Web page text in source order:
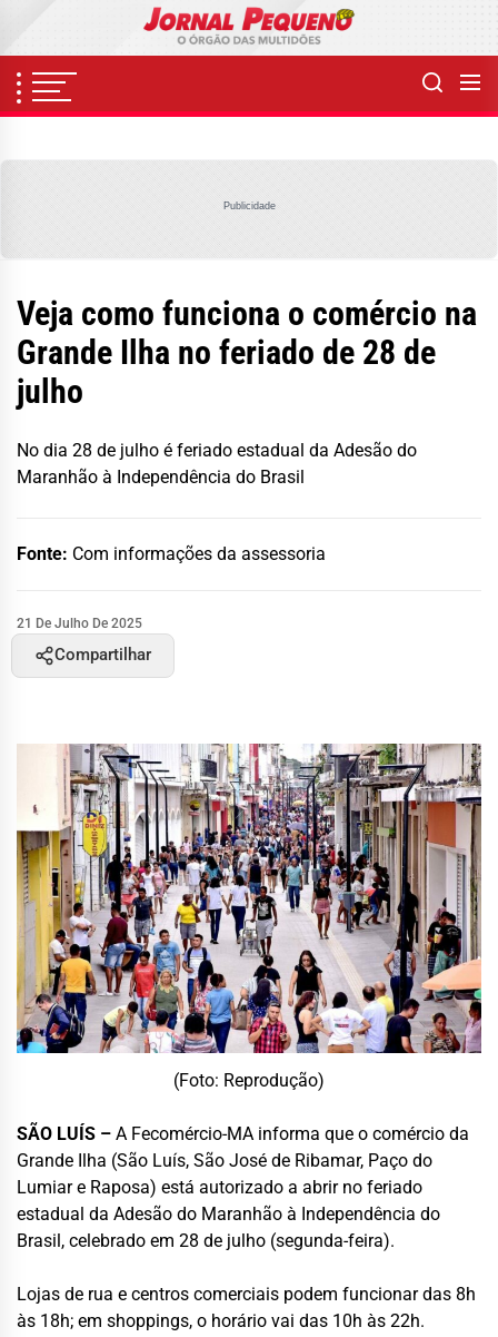
content
Publicidade
Veja como funciona o comércio na
Grande Ilha no feriado de 28 de
julho
No dia 28 de julho é feriado estadual da Adesão do
Maranhão à Independência do Brasil
Fonte: Com informações da assessoria
21 De Julho De 2025
Compartilhar
(Foto: Reprodução)
SÃO LUÍS – A Fecomércio-MA informa que o comércio da
Grande Ilha (São Luís, São José de Ribamar, Paço do
Lumiar e Raposa) está autorizado a abrir no feriado
estadual da Adesão do Maranhão à Independência do
Brasil, celebrado em 28 de julho (segunda-feira).
Lojas de rua e centros comerciais podem funcionar das 8h
às 18h; em shoppings, o horário vai das 10h às 22h.